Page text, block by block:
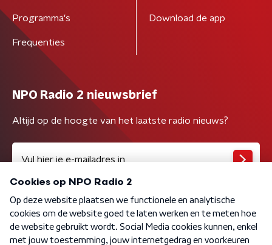
Programma's
Frequenties
Download de app
NPO Radio 2 nieuwsbrief
Altijd op de hoogte van het laatste radio nieuws?
Algemene voorwaarden